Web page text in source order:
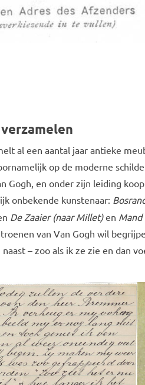
al een aantal jaar antieke
op de moderne
Gogh, en onder zijn leiding
onbekende kunstenaar:
De Zaaier (naar Millet)en
van Van Gogh wil
– zoo als ik ze zie en dan